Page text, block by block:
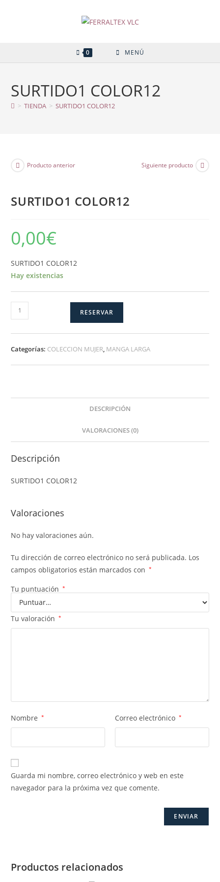
0 MENÚ
SURTIDO1 COLOR12
> TIENDA > SURTIDO1 COLOR12
Producto anterior Siguiente producto
SURTIDO1 COLOR12
0,00€
SURTIDO1 COLOR12
Hay existencias
SURTIDO1
COLOR12
cantidad
RESERVAR
Categorías: COLECCION MUJER MANGA LARGA
DESCRIPCIÓN
VALORACIONES (0)
Descripción
SURTIDO1 COLOR12
Valoraciones
No hay valoraciones aún.
Tu dirección de correo electrónico no será publicada. Los
campos obligatorios están marcados con
*
Tu puntuación *
Tu valoración *
Nombre * Correo electrónico *
Guarda mi nombre, correo electrónico y web en este
navegador para la próxima vez que comente.
Productos relacionados